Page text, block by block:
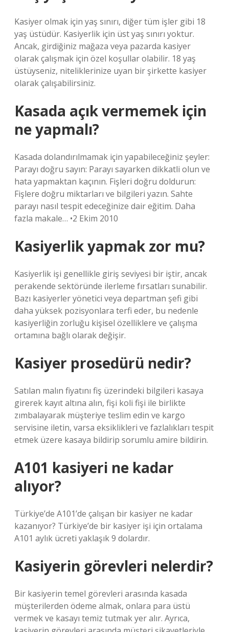
Kasiyer olmak için yaş sınırı, diğer tüm işler gibi 18
yaş üstüdür. Kasiyerlik için üst yaş sınırı yoktur.
Ancak, girdiğiniz mağaza veya pazarda kasiyer
olarak çalışmak için özel koşullar olabilir. 18 yaş
üstüyseniz, niteliklerinize uyan bir şirkette kasiyer
olarak çalışabilirsiniz.
Kasada açık vermemek için
ne yapmalı?
Kasada dolandırılmamak için yapabileceğiniz şeyler:
Parayı doğru sayın: Parayı sayarken dikkatli olun ve
hata yapmaktan kaçının. Fişleri doğru doldurun:
Fişlere doğru miktarları ve bilgileri yazın. Sahte
parayı nasıl tespit edeceğinize dair eğitim. Daha
fazla makale… •2 Ekim 2010
Kasiyerlik yapmak zor mu?
Kasiyerlik işi genellikle giriş seviyesi bir iştir, ancak
perakende sektöründe ilerleme fırsatları sunabilir.
Bazı kasiyerler yönetici veya departman şefi gibi
daha yüksek pozisyonlara terfi eder, bu nedenle
kasiyerliğin zorluğu kişisel özelliklere ve çalışma
ortamına bağlı olarak değişir.
Kasiyer prosedürü nedir?
Satılan malın fiyatını fiş üzerindeki bilgileri kasaya
girerek kayıt altına alın, fişi koli fişi ile birlikte
zımbalayarak müşteriye teslim edin ve kargo
servisine iletin, varsa eksiklikleri ve fazlalıkları tespit
etmek üzere kasaya bildirip sorumlu amire bildirin.
A101 kasiyeri ne kadar
alıyor?
Türkiye’de A101’de çalışan bir kasiyer ne kadar
kazanıyor? Türkiye’de bir kasiyer işi için ortalama
A101 aylık ücreti yaklaşık 9 dolardır.
Kasiyerin görevleri nelerdir?
Bir kasiyerin temel görevleri arasında kasada
müşterilerden ödeme almak, onlara para üstü
vermek ve kasayı temiz tutmak yer alır. Ayrıca,